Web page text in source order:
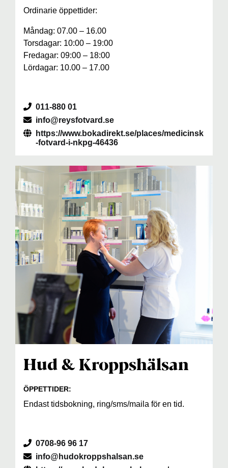
Ordinarie öppettider:
Måndag: 07.00 – 16.00
Torsdagar: 10:00 – 19:00
Fredagar: 09:00 – 18:00
Lördagar: 10.00 – 17.00
011-880 01
info@reysfotvard.se
https://www.bokadirekt.se/places/medicinsk
-fotvard-i-nkpg-46436
Hud & Kroppshälsan
ÖPPETTIDER:
Endast tidsbokning, ring/sms/maila för en tid.
0708-96 96 17
info@hudokroppshalsan.se